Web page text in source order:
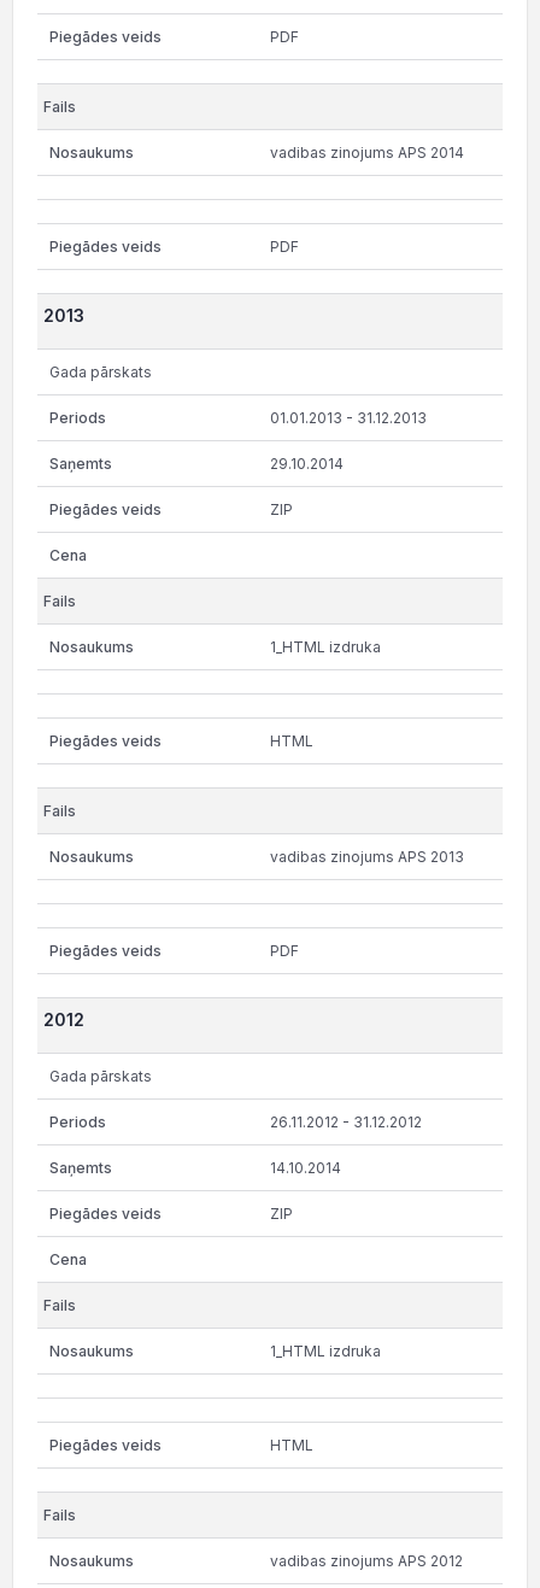
PDF
vadibas zinojums APS 2014
PDF
2013
Gada pārskats
01.01.2013 - 31.12.2013
29.10.2014
ZIP
1_HTML izdruka
HTML
vadibas zinojums APS 2013
PDF
2012
Gada pārskats
26.11.2012 - 31.12.2012
14.10.2014
ZIP
1_HTML izdruka
HTML
vadibas zinojums APS 2012